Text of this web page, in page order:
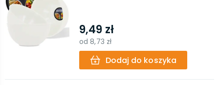
9,49 zł
od8,73 zł
Dodaj do koszyka